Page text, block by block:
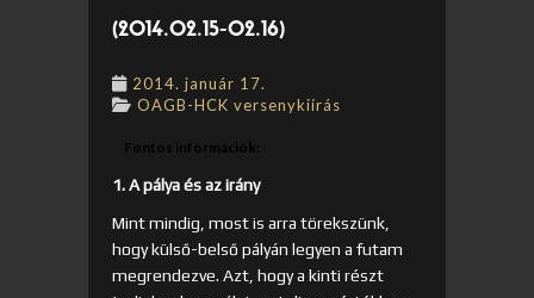
(2014.02.15-02.16)
2014. január 17.
OAGB-HCK versenykiírás
Fontos információk:
1. A pálya és az irány
Mint mindig, most is arra törekszünk,
hogy külső-belső pályán legyen a futam
megrendezve. Azt, hogy a kinti részt